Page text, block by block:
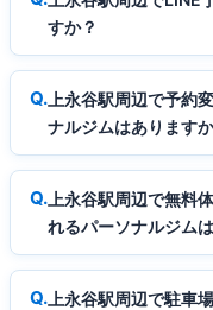
すか？
上永谷駅周辺で予約
ナルジムはあります
上永谷駅周辺で無料
れるパーソナルジム
上永谷駅周辺で駐車